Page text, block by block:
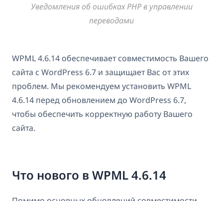
Уведомления об ошибках PHP в управлении
переводами
WPML 4.6.14 обеспечивает совместимость Вашего
сайта с WordPress 6.7 и защищает Вас от этих
проблем. Мы рекомендуем установить WPML
4.6.14 перед обновлением до WordPress 6.7,
чтобы обеспечить корректную работу Вашего
сайта.
Что нового в WPML 4.6.14